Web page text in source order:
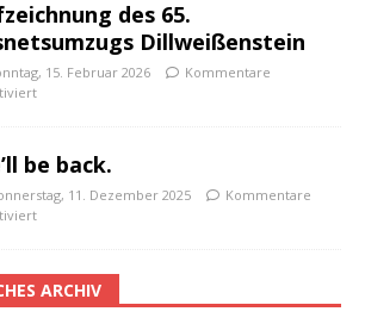
des 65.
Dillweißenstein
15. Februar 2026
Kommentare
be back.
11. Dezember 2025
Kommentare
ARCHIV